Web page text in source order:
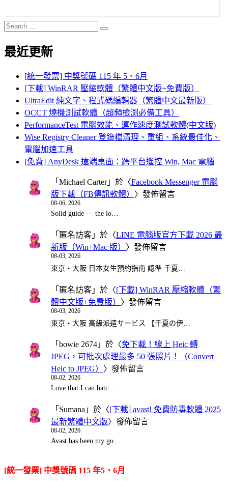
Search
for:
Search
最近更新
[統一發票] 中獎號碼 115 年 5、6月
[下載] WinRAR 壓縮軟體（繁體中文版+免費版）
UltraEdit 純文字、程式碼編輯器（繁體中文最新版）
OCCT 燒機測試軟體（超頻檢測必備工具）
PerformanceTest 電腦效能、運作速度測試軟體(中文版)
Wise Registry Cleaner 登錄檔清理、重組、系統最佳化、
電腦加速工具
[免費] AnyDesk 遠端桌面：跨平台遙控 Win, Mac 電腦
「 Michael Carter」於〈Facebook Messenger 電腦
版下載（FB傳訊軟體） 〉發佈留言
08-06, 2026
Solid guide — the lo…
「 匿名訪客 」於〈LINE 電腦版官方下載 2026 最
新版（Win+Mac 版） 〉發佈留言
08-03, 2026
東京・大阪 日本女生預約指南 認準 千夏…
「 匿名訪客 」於〈[下載] WinRAR 壓縮軟體（繁
體中文版+免費版） 〉發佈留言
08-03, 2026
東京・大阪 高級派遣サービス 【千夏の伊…
「 bowie 2674 」於〈免下載！線上 Heic 轉
JPEG，可批次處理最多 50 張照片！（Convert
Heic to JPEG） 〉發佈留言
08-02, 2026
Love that I can batc…
「 Sumana 」於〈[下載] avast! 免費防毒軟體 2025
最新繁體中文版〉發佈留言
08-02, 2026
Avast has been my go…
[統一發票] 中獎號碼 115 年5、6月